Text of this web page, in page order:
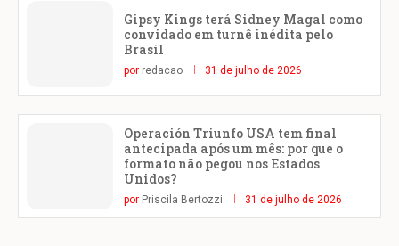
Gipsy Kings terá Sidney Magal como
convidado em turnê inédita pelo
Brasil
por redacao 31 de julho de 2026
Operación Triunfo USA tem final
antecipada após um mês: por que o
formato não pegou nos Estados
Unidos?
por Priscila Bertozzi 31 de julho de 2026